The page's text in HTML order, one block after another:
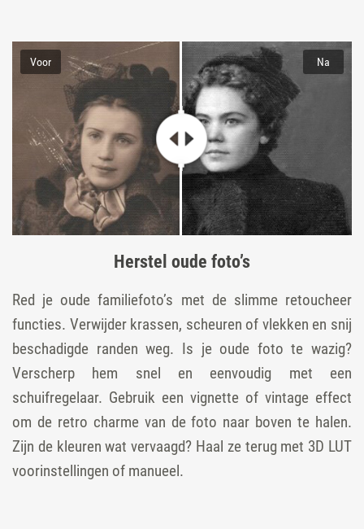
Herstel oude foto’s
Red je oude familiefoto’s met de slimme retoucheer
functies. Verwijder krassen, scheuren of vlekken en snij
beschadigde randen weg. Is je oude foto te wazig?
Verscherp hem snel en eenvoudig met een
schuifregelaar. Gebruik een vignette of vintage effect
om de retro charme van de foto naar boven te halen.
Zijn de kleuren wat vervaagd? Haal ze terug met 3D LUT
voorinstellingen of manueel.
Voor Na